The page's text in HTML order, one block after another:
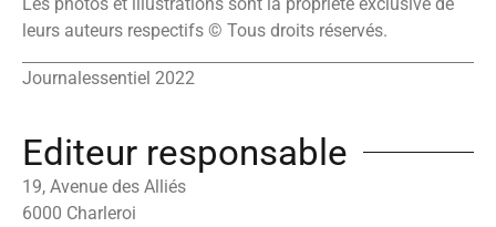
leurs auteurs respectifs © Tous droits réservés.
Journalessentiel 2022
Editeur responsable
19, Avenue des Alliés
6000 Charleroi